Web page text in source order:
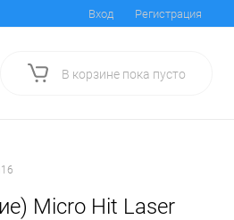
Вход Регистрация
В корзине пока пусто
Micro Hit Laser